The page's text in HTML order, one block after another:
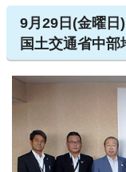
9月29日(金曜
国土交通省中